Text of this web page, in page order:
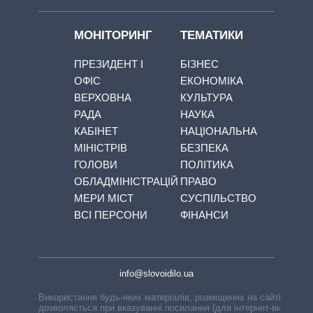
МОНІТОРИНГ
ПРЕЗИДЕНТ І
ОФІС
ВЕРХОВНА
РАДА
КАБІНЕТ
МІНІСТРІВ
ГОЛОВИ
ОБЛАДМІНІСТРАЦІЙ
МЕРИ МІСТ
ВСІ ПЕРСОНИ
ТЕМАТИКИ
БІЗНЕС
ЕКОНОМІКА
КУЛЬТУРА
НАУКА
НАЦІОНАЛЬНА
БЕЗПЕКА
ПОЛІТИКА
ПРАВО
СУСПІЛЬСТВО
ФІНАНСИ
info@slovoidilo.ua
Використання будь-яких матеріалів, розміщених на сайті,
дозволяється при вказуванні посилання (для інтернет-видань